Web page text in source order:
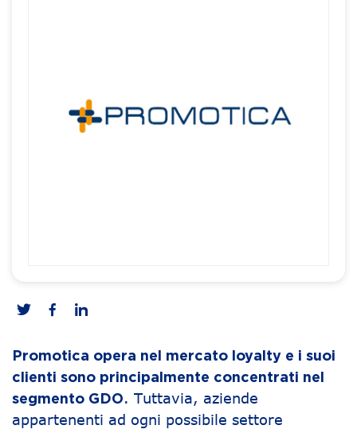
Promotica opera nel mercato loyalty e i suoi
clienti sono principalmente concentrati nel
segmento GDO. Tuttavia, aziende
appartenenti ad ogni possibile settore